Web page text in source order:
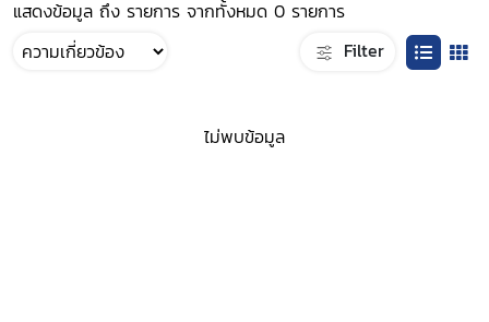
แสดงข้อมูล ถึง รายการ จากทั้งหมด 0 รายการ
Filter
ไม่พบข้อมูล